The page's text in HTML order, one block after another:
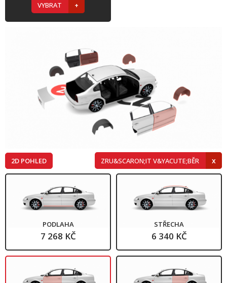
VYBRAT
ZRU&SCARON;IT V&YACUTE;BĚR
2D POHLED
PODLAHA
7 268 KČ
STŘECHA
6 340 KČ